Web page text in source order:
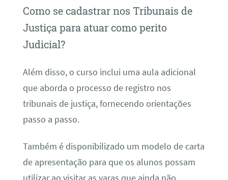
Como se cadastrar nos Tribunais de
Justiça para atuar como perito
Judicial?
Além disso, o curso inclui uma aula adicional
que aborda o processo de registro nos
tribunais de justiça, fornecendo orientações
passo a passo.
Também é disponibilizado um modelo de carta
de apresentação para que os alunos possam